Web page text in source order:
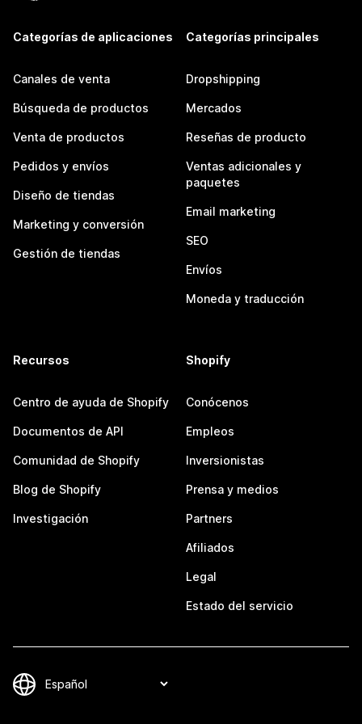
Categorías de aplicaciones
Canales de venta
Búsqueda de productos
Venta de productos
Pedidos y envíos
Diseño de tiendas
Marketing y conversión
Gestión de tiendas
Categorías principales
Dropshipping
Mercados
Reseñas de producto
Ventas adicionales y
paquetes
Email marketing
SEO
Envíos
Moneda y traducción
Recursos
Centro de ayuda de Shopify
Documentos de API
Comunidad de Shopify
Blog de Shopify
Investigación
Shopify
Conócenos
Empleos
Inversionistas
Prensa y medios
Partners
Afiliados
Legal
Estado del servicio